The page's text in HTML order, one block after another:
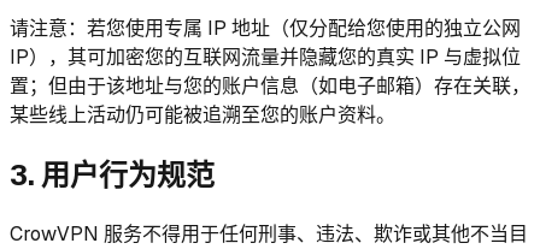
请注意：若您使用专属 IP 地址（仅分配给您使用的独立公网
IP），其可加密您的互联网流量并隐藏您的真实 IP 与虚拟位
置；但由于该地址与您的账户信息（如电子邮箱）存在关联，
某些线上活动仍可能被追溯至您的账户资料。
3. 用户行为规范
CrowVPN 服务不得用于任何刑事、违法、欺诈或其他不当目